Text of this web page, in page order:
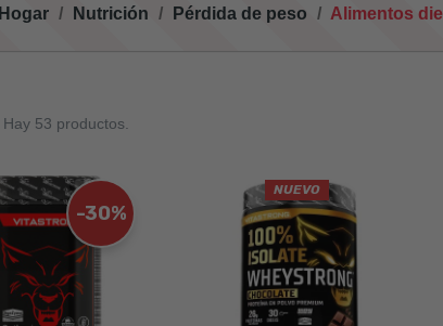
Hogar Nutrición Pérdida de peso Alimentos
Hay 53 productos.
-30%
NUEVO